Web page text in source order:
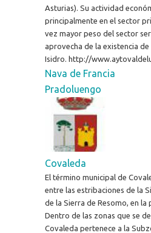
Asturias). Su actividad
principalmente en el sector
vez mayor peso del sector
aprovecha de la existencia de
Isidro. http://
Nava de Francia
Pradoluengo
Covaleda
El término municipal de
entre las estribaciones de la
de la Sierra de Resomo, en la
Dentro de las zonas que se
Covaleda pertenece a la